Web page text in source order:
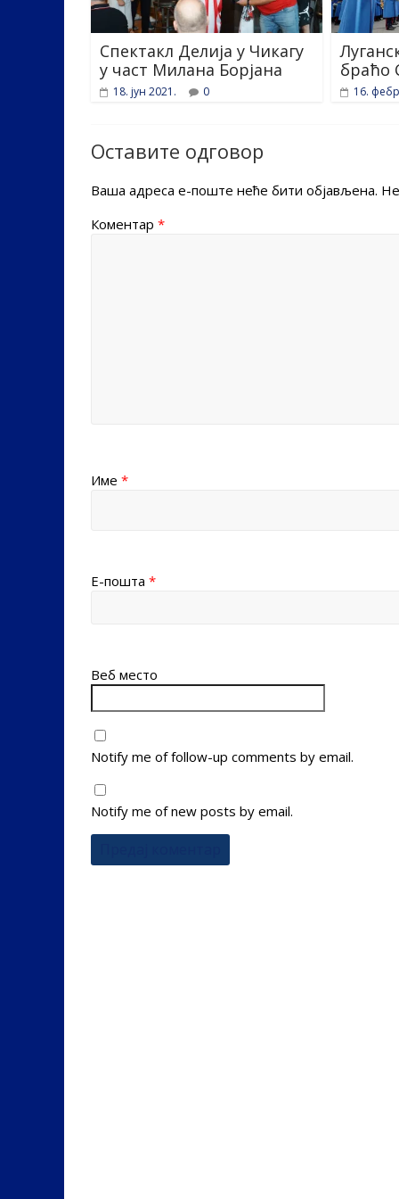
Спектакл Делија у Чикагу
у част Милана Борјана
18. јун 2021. 0
браћо
16.
Оставите одговор
Ваша адреса е-поште неће бити објављена.
Коментар *
Име *
Е-пошта *
Веб место
Notify me of follow-up comments by email.
Notify me of new posts by email.